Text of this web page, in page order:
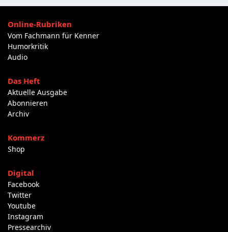
Online-Rubriken
Vom Fachmann für Kenner
Humorkritik
Audio
Das Heft
Aktuelle Ausgabe
Abonnieren
Archiv
Kommerz
Shop
Digital
Facebook
Twitter
Youtube
Instagram
Pressearchiv